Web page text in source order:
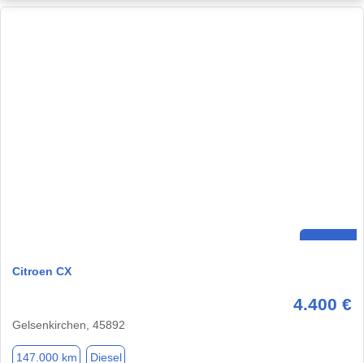
Citroen CX
4.400 €
Gelsenkirchen, 45892
147.000 km Diesel